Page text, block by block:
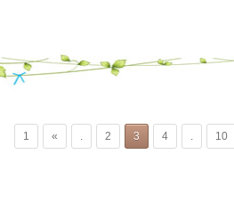
1 « . 2 3 4 . 10